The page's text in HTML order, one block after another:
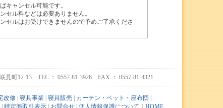
キャンセル可能です。
セル料などは必要ありません。
セルはお受けできませんので予めご了承くださ
12-13 TEL ： 0557-81-3926 FAX ： 0557-81-4321
改修 寝具事業 寝具販売 カーテン・ベット・座布団
特定商取引表示 お問合せ 個人情報保護について HOME